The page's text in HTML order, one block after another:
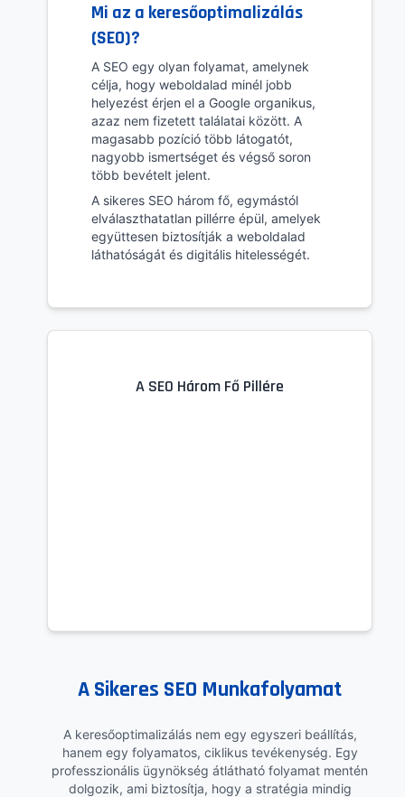
Mi az a keresőoptimalizálás
(SEO)?
A SEO egy olyan folyamat, amelynek
célja, hogy weboldalad minél jobb
helyezést érjen el a Google organikus,
azaz nem fizetett találatai között. A
magasabb pozíció több látogatót,
nagyobb ismertséget és végső soron
több bevételt jelent.
A sikeres SEO három fő, egymástól
elválaszthatatlan pillérre épül, amelyek
együttesen biztosítják a weboldalad
láthatóságát és digitális hitelességét.
A SEO Három Fő Pillére
A Sikeres SEO Munkafolyamat
A keresőoptimalizálás nem egy egyszeri beállítás,
hanem egy folyamatos, ciklikus tevékenység. Egy
professzionális ügynökség átlátható folyamat mentén
dolgozik, ami biztosítja, hogy a stratégia mindig